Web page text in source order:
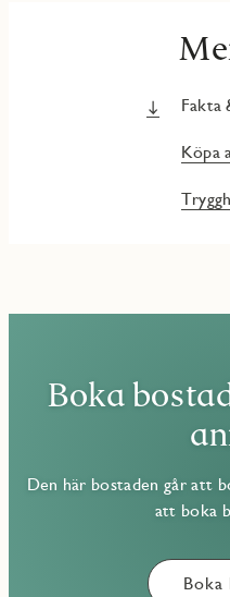
Fakta
Köpa
Boka
Den här bostaden går att
att boka
Boka